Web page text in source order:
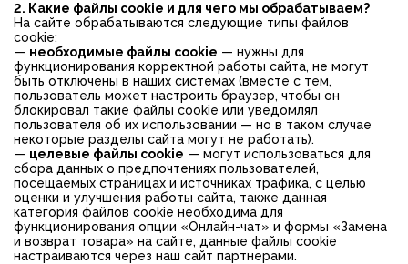
2. Какие файлы cookie и для чего мы обрабатываем?
На сайте обрабатываются следующие типы файлов
cookie:
— необходимые файлы cookie — нужны для
функционирования корректной работы сайта, не могут
быть отключены в наших системах (вместе с тем,
пользователь может настроить браузер, чтобы он
блокировал такие файлы cookie или уведомлял
пользователя об их использовании — но в таком случае
некоторые разделы сайта могут не работать).
— целевые файлы cookie — могут использоваться для
сбора данных о предпочтениях пользователей,
посещаемых страницах и источниках трафика, с целью
оценки и улучшения работы сайта, также данная
категория файлов cookie необходима для
функционирования опции «Онлайн-чат» и формы «Замена
и возврат товара» на сайте, данные файлы cookie
настраиваются через наш сайт партнерами.